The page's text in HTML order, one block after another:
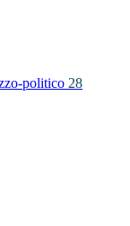
politico 28